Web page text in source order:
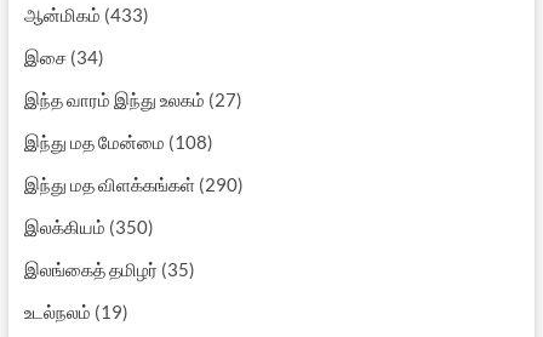
ஆன்மிகம் (433)
இசை(34)
இந்த வாரம் இந்து உலகம் (27)
இந்து மத மேன்மை (108)
இந்து மத விளக்கங்கள்(290)
இலக்கியம் (350)
இலங்கைத் தமிழர் (35)
உடல்நலம் (19)